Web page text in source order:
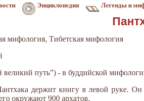
Энциклопедия Легенды и
мифология, Тибетская мифология
путь”) - в буддийской
держит книгу в левой руке.
окружают 900 архатов.